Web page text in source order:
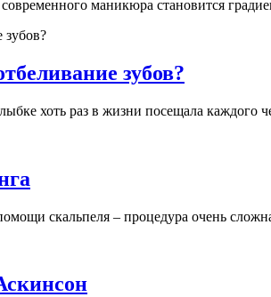
маникюра становится
зубов?
хоть раз в жизни посещала каждого
скальпеля – процедура очень